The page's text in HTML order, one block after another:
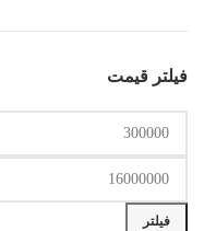
فیلتر قیمت
حداقل
قیمت
حداکثر
قیمت
فیلتر